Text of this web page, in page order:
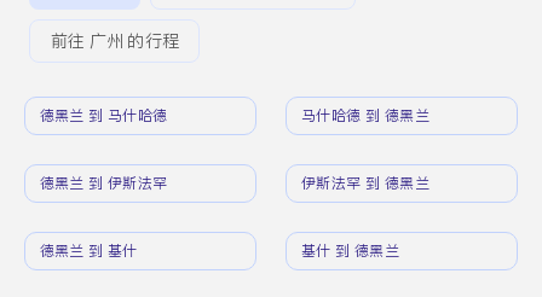
前往 广州 的行程
德黑兰 到 马什哈德 马什哈德 到 德黑兰
德黑兰 到 伊斯法罕 伊斯法罕 到 德黑兰
德黑兰 到 基什 基什 到 德黑兰